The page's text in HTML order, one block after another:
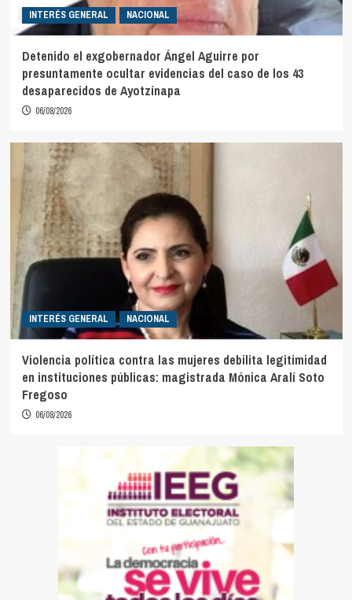
INTERÉS GENERAL NACIONAL
Detenido el exgobernador Ángel Aguirre por
presuntamente ocultar evidencias del caso de los 43
desaparecidos de Ayotzinapa
06/08/2026
INTERÉS GENERAL NACIONAL
Violencia política contra las mujeres debilita legitimidad
en instituciones públicas: magistrada Mónica Aralí Soto
Fregoso
06/08/2026